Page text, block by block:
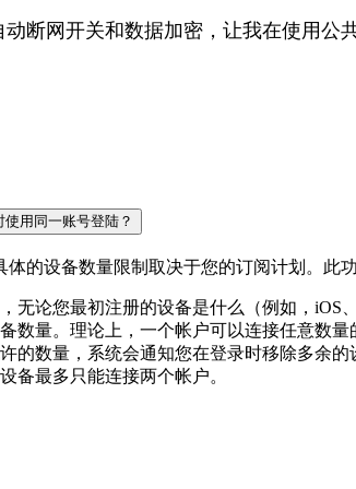
断网开关和数据加密，让我在使用公
用同一账号登陆？
的设备数量限制取决于您的订阅计划。此
无论您最初注册的设备是什么（例如，iOS、
数量。理论上，一个帐户可以连接任意数量
的数量，系统会通知您在登录时移除多余的
备最多只能连接两个帐户。